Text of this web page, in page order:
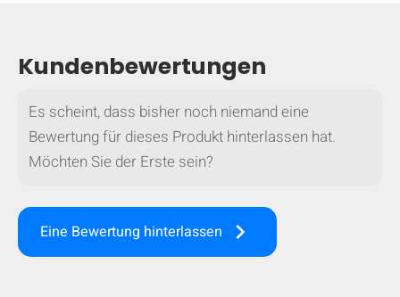
Kundenbewertungen
Es scheint, dass bisher noch niemand eine
Bewertung für dieses Produkt hinterlassen hat.
Möchten Sie der Erste sein?
Eine Bewertung hinterlassen keyboard_arrow_right